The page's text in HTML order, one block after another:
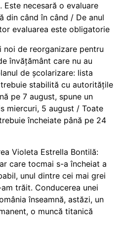
Este necesară o evaluare
din când în când / De anul
evaluarea este obligatorie
noi de reorganizare pentru
învățământ care nu au
de școlarizare: lista
stabilită cu autoritățile
pe 7 august, spune un
miercuri, 5 august / Toate
încheiate până pe 24
Violeta Estrella Bontilă:
care tocmai s-a încheiat a
unul dintre cei mai grei
trăit. Conducerea unei
înseamnă, astăzi, un
o muncă titanică